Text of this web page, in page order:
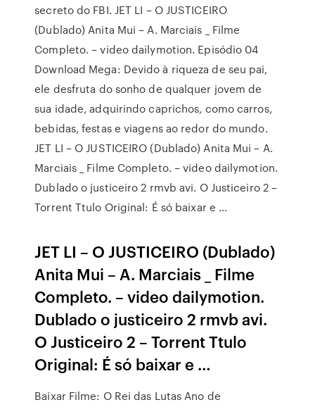
secreto do FBI. JET LI – O JUSTICEIRO
(Dublado) Anita Mui – A. Marciais _ Filme
Completo. – video dailymotion. Episódio 04
Download Mega: Devido à riqueza de seu pai,
ele desfruta do sonho de qualquer jovem de
sua idade, adquirindo caprichos, como carros,
bebidas, festas e viagens ao redor do mundo.
JET LI – O JUSTICEIRO (Dublado) Anita Mui – A.
Marciais _ Filme Completo. – video dailymotion.
Dublado o justiceiro 2 rmvb avi. O Justiceiro 2 –
Torrent Ttulo Original: É só baixar e …
JET LI – O JUSTICEIRO (Dublado)
Anita Mui – A. Marciais _ Filme
Completo. – video dailymotion.
Dublado o justiceiro 2 rmvb avi.
O Justiceiro 2 – Torrent Ttulo
Original: É só baixar e …
Baixar Filme: O Rei das Lutas Ano de